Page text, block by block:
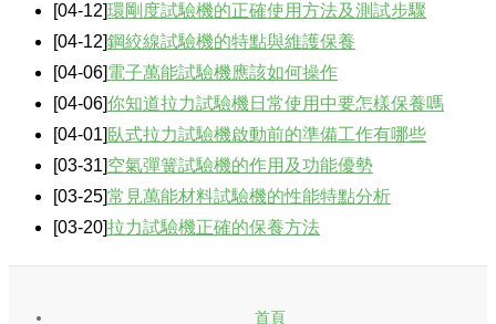
[04-12]環剛度試驗機的正確使用方法及測試步驟
[04-12]鋼絞線試驗機的特點與維護保養
[04-06]電子萬能試驗機應該如何操作
[04-06]你知道拉力試驗機日常使用中要怎樣保養嗎
[04-01] 臥式拉力試驗機啟動前的準備工作有哪些
[03-31]空氣彈簧試驗機的作用及功能優勢
[03-25]常見萬能材料試驗機的性能特點分析
[03-20]拉力試驗機正確的保養方法
首頁